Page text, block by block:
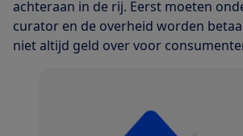
achteraan in de rij. Eerst moeten
curator en de overheid worden
niet altijd geld over voor